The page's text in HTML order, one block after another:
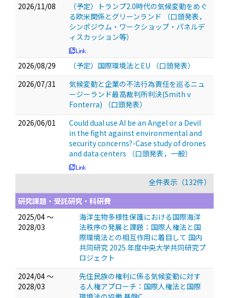
2026/11/08
（予定）トランプ2.0時代の気候変動をめぐ
る欧米関係とグリーンランド
（口頭発表，
シンポジウム・ワークショップ・パネルデ
ィスカッション等）
2026/08/29 （予定）国際環境法とEU
（口頭発表）
2026/07/31
気候変動と企業の不法行為責任を巡るニュ
ージーランド最高裁判所判決(Smith v
Fonterra)
（口頭発表）
2026/06/01
Could dual use AI be an Angel or a Devil
in the fight against environmental and
security concerns?-Case study of drones
and data centers
（口頭発表，一般）
全件表示（132件）
研究課題・受託研究・科研費
2025/04 ～
2028/03
海洋生物多様性保護における国際海洋
法秩序の発展と課題：国際人権法と国
際環境法との相互作用に着目して 国内
共同研究 2025 年度中央大学共同研究プ
ロジェクト
2024/04 ～
2028/03
先住民族の権利に係る気候変動に対す
る人権アプローチ：国際人権法と国際